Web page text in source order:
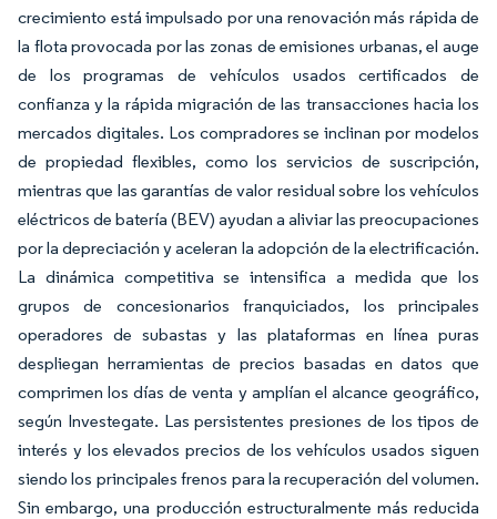
crecimiento está impulsado por una renovación más rápida de
la flota provocada por las zonas de emisiones urbanas, el auge
de los programas de vehículos usados certificados de
confianza y la rápida migración de las transacciones hacia los
mercados digitales. Los compradores se inclinan por modelos
de propiedad flexibles, como los servicios de suscripción,
mientras que las garantías de valor residual sobre los vehículos
eléctricos de batería (BEV) ayudan a aliviar las preocupaciones
por la depreciación y aceleran la adopción de la electrificación.
La dinámica competitiva se intensifica a medida que los
grupos de concesionarios franquiciados, los principales
operadores de subastas y las plataformas en línea puras
despliegan herramientas de precios basadas en datos que
comprimen los días de venta y amplían el alcance geográfico,
según Investegate. Las persistentes presiones de los tipos de
interés y los elevados precios de los vehículos usados siguen
siendo los principales frenos para la recuperación del volumen.
Sin embargo, una producción estructuralmente más reducida